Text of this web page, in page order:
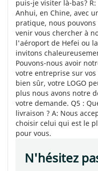
puis-je visiter là-bas?
Anhui, en Chine, avec
pratique, nous
venir vous chercher à
l'aéroport de Hefei ou
invitons
Pouvons-nous avoir
votre entreprise sur
bien sûr, votre LOGO
plus nous avons notre
votre demande. Q5 :
livraison ? A: Nous
choisir celui qui est le
pour vous.
N'hésitez